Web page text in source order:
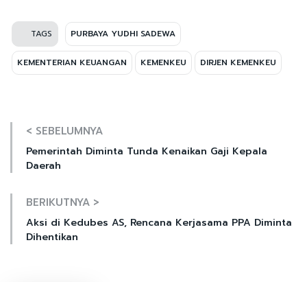
TAGS PURBAYA YUDHI SADEWA
KEMENTERIAN KEUANGAN KEMENKEU DIRJEN KEMENKEU
< SEBELUMNYA
Pemerintah Diminta Tunda Kenaikan Gaji Kepala
Daerah
BERIKUTNYA >
Aksi di Kedubes AS, Rencana Kerjasama PPA Diminta
Dihentikan